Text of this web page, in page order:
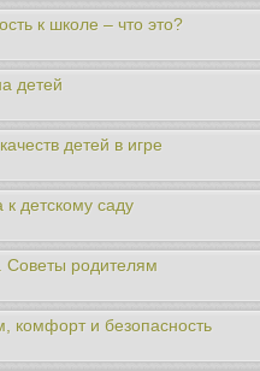
к школе – что это?
детей
детей в игре
к детскому саду
Советы родителям
комфорт и безопасность